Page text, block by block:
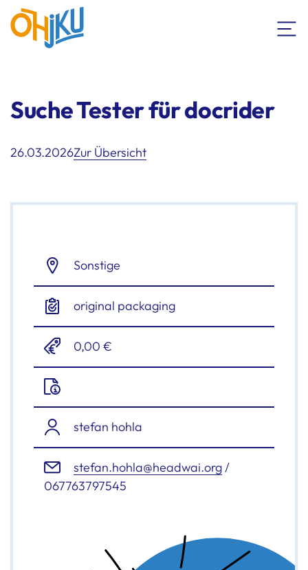
Suche Tester für docrider
26.03.2026Zur Übersicht
Sonstige
original packaging
0,00 €
stefan hohla
stefan.hohla@headwai.org/
067763797545